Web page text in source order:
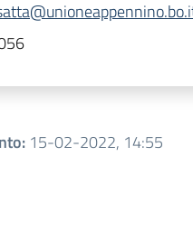
: 15-02-2022, 14:55